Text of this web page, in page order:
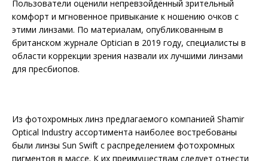
Пользователи оценили непревзойденный зрительный
комфорт и мгновенное привыкание к ношению очков с
этими линзами. По материалам, опубликованным в
британском журнале Optician в 2019 году, специалисты в
области коррекции зрения назвали их лучшими линзами
для пресбиопов.
Из фотохромных линз предлагаемого компанией Shamir
Optical Industry ассортимента наиболее востребованы
были линзы Sun Swift с распределением фотохромных
пигментов в массе. К их преимуществам следует отнести